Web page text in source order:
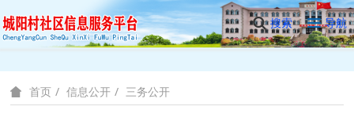
搜索 导航
首页 信息公开 三务公开